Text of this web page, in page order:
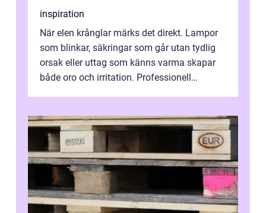
inspiration
När elen krånglar märks det direkt. Lampor
som blinkar, säkringar som går utan tydlig
orsak eller uttag som känns varma skapar
både oro och irritation. Professionell